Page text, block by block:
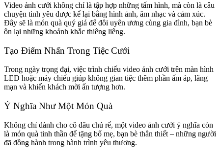
Video ảnh cưới không chỉ là tập hợp những tấm hình, mà còn là câu
chuyện tình yêu được kể lại bằng hình ảnh, âm nhạc và cảm xúc.
Đây sẽ là món quà quý giá để đôi uyên ương cùng gia đình, bạn bè
ôn lại những khoảnh khắc thiêng liêng.
Tạo Điểm Nhấn Trong Tiệc Cưới
Trong ngày trọng đại, việc trình chiếu video ảnh cưới trên màn hình
LED hoặc máy chiếu giúp không gian tiệc thêm phần ấm áp, lãng
mạn và khiến khách mời ấn tượng hơn.
Ý Nghĩa Như Một Món Quà
Không chỉ dành cho cô dâu chú rể, một video ảnh cưới ý nghĩa còn
là món quà tinh thần để tặng bố mẹ, bạn bè thân thiết – những người
đã đồng hành trong hành trình yêu thương.